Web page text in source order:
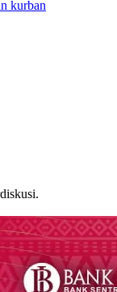
kurban